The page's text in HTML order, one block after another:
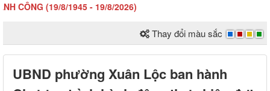
(19/8/1945 - 19/8/2026)
Thay đổi màu sắc
UBND phường Xuân Lộc ban hành